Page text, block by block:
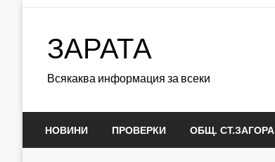
ЗАРАТА
Всякаква информация за всеки
НОВИНИ ПРОВЕРКИ ОБЩ. СТ.ЗАГОРА